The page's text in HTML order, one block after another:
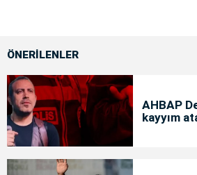
ÖNERİLENLER
AHBAP
kayyım